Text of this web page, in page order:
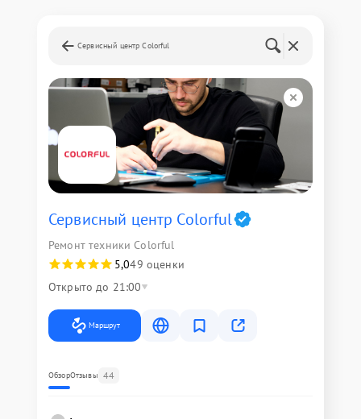
Сервисный центр Colorful
Сервисный центр Colorful
Ремонт техники Colorful
5,049 оценки
Открыто до 21:00
Маршрут
ОбзорОтзывы 44